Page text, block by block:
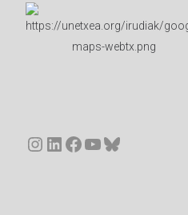
Instagram
LinkedIn
Facebook
YouTube
Bluesky